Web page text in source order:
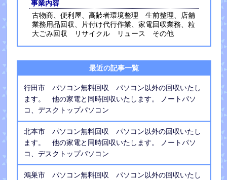
事業内容
古物商、便利屋、高齢者環境整理 生前整理、店舗
業務用品回収、片付け代行作業、家電回収業務、粒
大ごみ回収 リサイクル リュース その他
最近の記事一覧
行田市 パソコン無料回収 パソコン以外の回収いたし
ます。 他の家電と同時回収いたします。 ノートパソ
コ、デスクトップパソコン
北本市 パソコン無料回収 パソコン以外の回収いたし
ます。 他の家電と同時回収いたします。 ノートパソ
コ、デスクトップパソコン
鴻巣市 パソコン無料回収 パソコン以外の回収いたし